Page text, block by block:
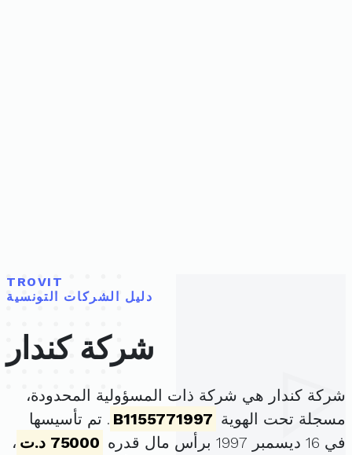
TROVIT
دليل الشركات التونسية
شركة كندار
شركة كندار هي شركة ذات المسؤولية المحدودة،
مسجلة تحت الهوية B1155771997 . تم تأسيسها
في 16 ديسمبر 1997 برأس مال قدره
75000 د.ت
،